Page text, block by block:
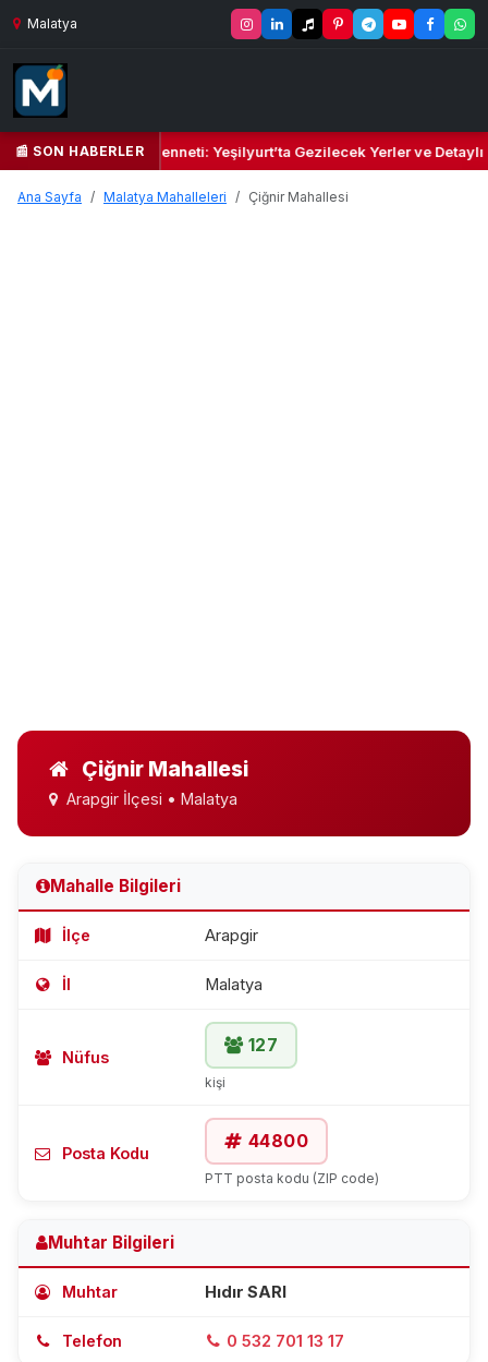
Malatya
📰 SON HABERLER
Yeşil Kalbi ve Kültür Cenneti: Yeşilyurt’ta Gezilecek Yerler ve Detaylı
Ana Sayfa Malatya Mahalleleri Çiğnir Mahallesi
Çiğnir Mahallesi
Arapgir İlçesi • Malatya
Mahalle Bilgileri
İlçe Arapgir
İl Malatya
Nüfus
127
kişi
Posta Kodu
44800
PTT posta kodu (ZIP code)
Muhtar Bilgileri
Muhtar Hıdır SARI
Telefon 0 532 701 13 17